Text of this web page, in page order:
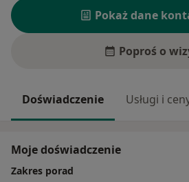
Pokaż dane
Poproś o
Doświadczenie Usługi i
Moje doświadczenie
Zakres porad